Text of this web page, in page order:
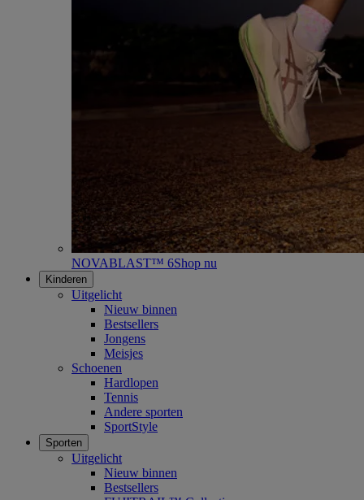
NOVABLAST™ 6Shop nu
Kinderen
Uitgelicht
Nieuw binnen
Bestsellers
Jongens
Meisjes
Schoenen
Hardlopen
Tennis
Andere sporten
SportStyle
Sporten
Uitgelicht
Nieuw binnen
Bestsellers